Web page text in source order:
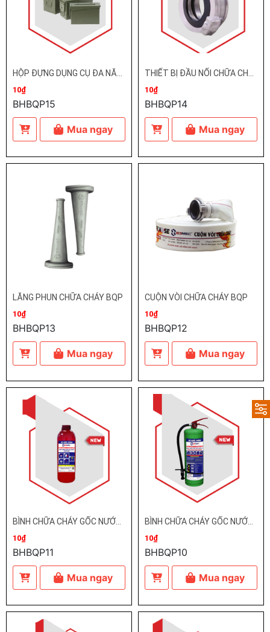
10₫
BHBQP15
Mua ngay
10₫
BHBQP14
Mua ngay
LĂNG PHUN CHỮA CHÁY BQP
10₫
BHBQP13
Mua ngay
CUỘN VÒI CHỮA CHÁY BQP
10₫
BHBQP12
Mua ngay
10₫
BHBQP11
Mua ngay
10₫
BHBQP10
Mua ngay